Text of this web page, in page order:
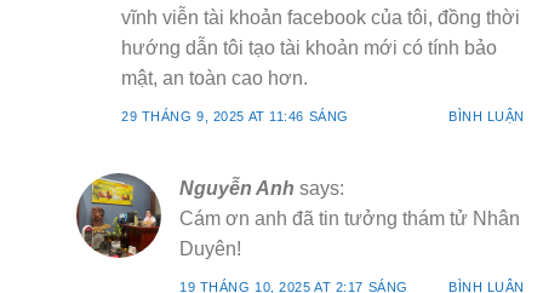
vĩnh viễn tài khoản facebook của tôi, đồng thời
hướng dẫn tôi tạo tài khoản mới có tính bảo
mật, an toàn cao hơn.
29 THÁNG 9, 2025 AT 11:46 SÁNG BÌNH LUẬN
Nguyễn Anh says:
Cám ơn anh đã tin tưởng thám tử Nhân
Duyên!
19 THÁNG 10, 2025 AT 2:17 SÁNG BÌNH LUẬN